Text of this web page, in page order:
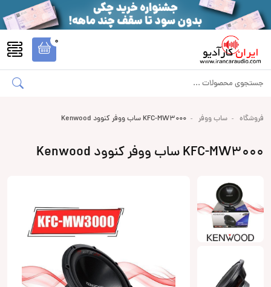
0
فروشگاه ساب ووفر KFC-MW3000 ساب ووفر کنوود Kenwood
KFC-MW3000 ساب ووفر کنوود Kenwood